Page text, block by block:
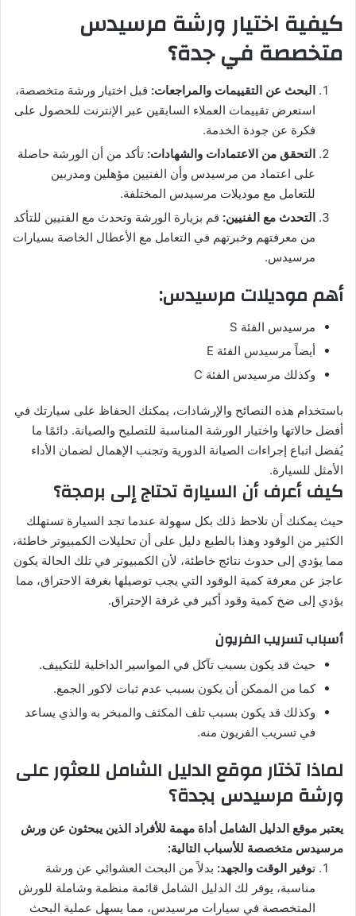
كيفية اختيار ورشة مرسيدس
متخصصة في جدة؟
البحث عن التقييمات والمراجعات: قبل اختيار ورشة متخصصة،
استعرض تقييمات العملاء السابقين عبر الإنترنت للحصول على
فكرة عن جودة الخدمة.
التحقق من الاعتمادات والشهادات: تأكد من أن الورشة حاصلة
على اعتماد من مرسيدس وأن الفنيين مؤهلين ومدربين
للتعامل مع موديلات مرسيدس المختلفة.
التحدث مع الفنيين: قم بزيارة الورشة وتحدث مع الفنيين للتأكد
من معرفتهم وخبرتهم في التعامل مع الأعطال الخاصة بسيارات
مرسيدس.
أهم موديلات مرسيدس:
مرسيدس الفئة S
أيضاً مرسيدس الفئة E
وكذلك مرسيدس الفئة C
باستخدام هذه النصائح والإرشادات، يمكنك الحفاظ على سيارتك في
أفضل حالاتها واختيار الورشة المناسبة للتصليح والصيانة. دائمًا ما
يُفضل اتباع إجراءات الصيانة الدورية وتجنب الإهمال لضمان الأداء
الأمثل للسيارة.
كيف أعرف أن السيارة تحتاج إلى برمجة؟
حيث يمكنك أن تلاحظ ذلك بكل سهولة عندما تجد السيارة تستهلك
الكثير من الوقود وهذا بالطبع دليل على أن تحليلات الكمبيوتر خاطئة،
مما يؤدي إلى حدوث نتائج خاطئة، لأن الكمبيوتر في تلك الحالة يكون
عاجز عن معرفة كمية الوقود التي يجب توصيلها بغرفة الاحتراق، مما
يؤدي إلى ضخ كمية وقود أكبر في غرفة الإحتراق.
أسباب تسريب الفريون
حيث قد يكون بسبب تآكل في المواسير الداخلية للتكييف.
كما من الممكن أن يكون بسبب عدم ثبات لاكور الجمع.
وكذلك قد يكون بسبب تلف المكثف والمبخر به والذي يساعد
في تسريب الفريون منه.
لماذا تختار موقع الدليل الشامل للعثور على
ورشة مرسيدس بجدة؟
يعتبر موقع الدليل الشامل أداة مهمة للأفراد الذين يبحثون عن ورش
مرسيدس متخصصة للأسباب التالية:
توفير الوقت والجهد: بدلاً من البحث العشوائي عن ورشة
مناسبة، يوفر لك الدليل الشامل قائمة منظمة وشاملة للورش
المتخصصة في سيارات مرسيدس، مما يسهل عملية البحث